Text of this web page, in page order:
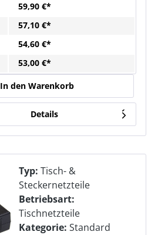
59,90 €*
57,10 €*
54,60 €*
53,00 €*
In den Warenkorb
Details
Typ: Tisch- &
Steckernetzteile
Betriebsart:
Tischnetzteile
Kategorie: Standard